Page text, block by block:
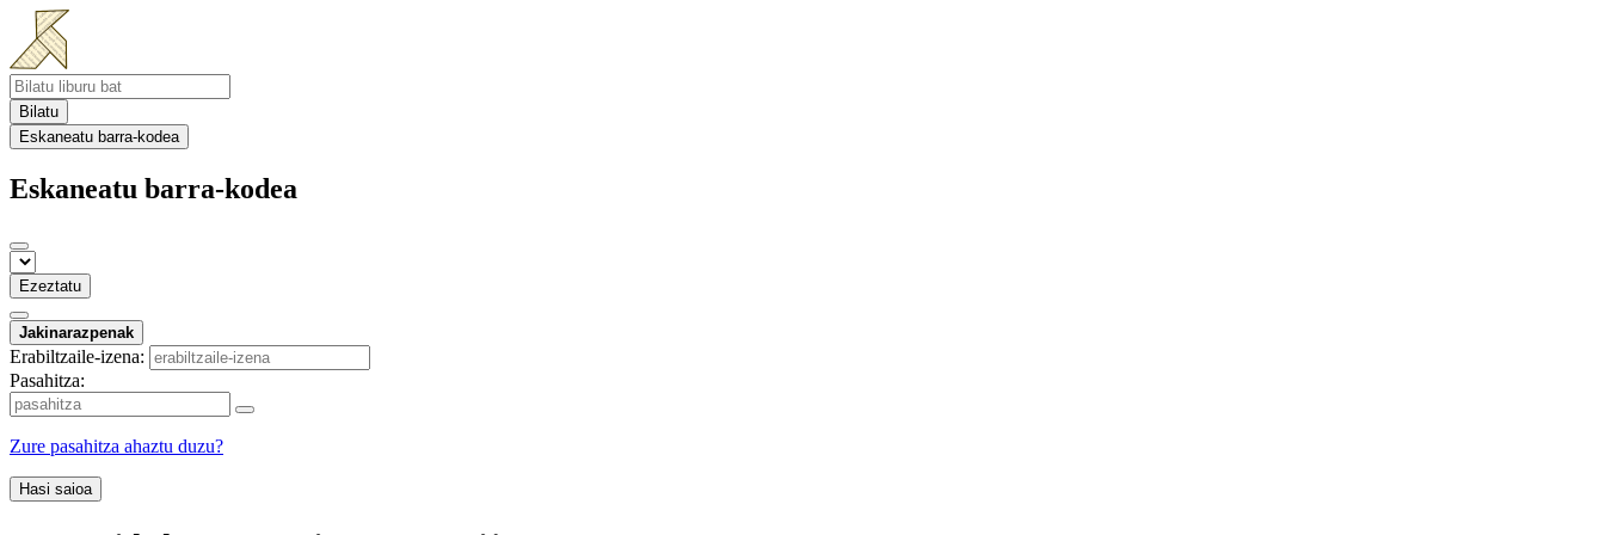
Bilatu
Eskaneatu barra-kodea
Eskaneatu barra-kodea
Ezeztatu
Jakinarazpenak
Erabiltzaile-izena:
Pasahitza:
Zure pasahitza ahaztu duzu?
Hasi saioa